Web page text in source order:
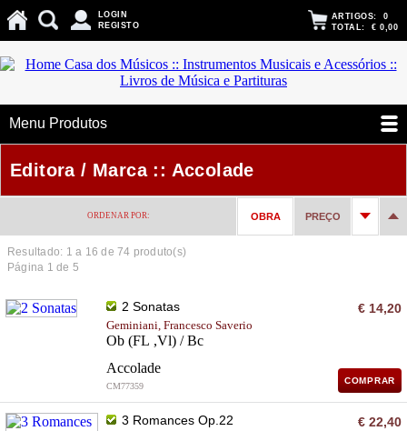
LOGIN
REGISTO
ARTIGOS: 0
TOTAL: € 0,00
Menu Produtos
Editora / Marca :: Accolade
ORDENAR POR: OBRA PREÇO
Resultado: 1 a 16 de 74 produto(s)
Página 1 de 5
2 Sonatas
Geminiani, Francesco Saverio
Ob (FL ,Vl) / Bc
Accolade
CM77359
€ 14,20
COMPRAR
3 Romances Op.22 € 22,40